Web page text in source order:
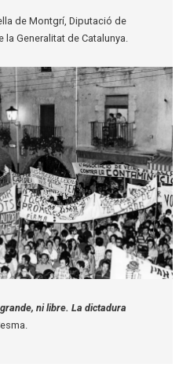
de Montgrí, Diputació de
Generalitat de Catalunya.
ni libre. La dictadura